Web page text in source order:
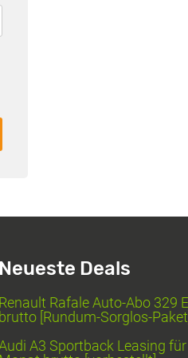
Deals
Rafale Auto-Abo 329
[Rundum-Sorglos-
A3 Sportback Leasing